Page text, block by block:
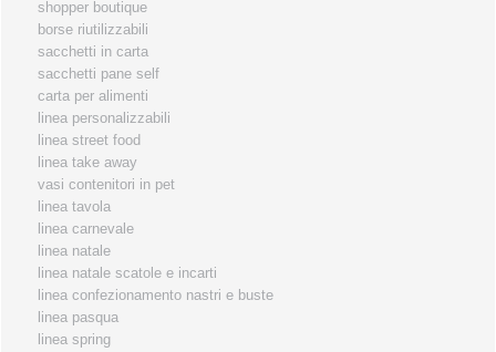
i partners
servizio clienti
fiere
shopper boutique
borse riutilizzabili
sacchetti in carta
sacchetti pane self
carta per alimenti
linea personalizzabili
linea street food
linea take away
vasi contenitori in pet
linea tavola
linea carnevale
linea natale
linea natale scatole e incarti
linea confezionamento nastri e buste
linea pasqua
linea spring